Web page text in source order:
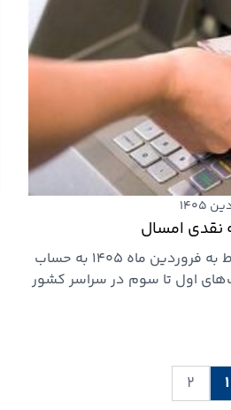
نقدی امسال
یارانه نقدی مرحله ۱۸۲ مربوط به فروردین ماه ۱۴۰۵ به حساب
اول تا سوم در سراسر کشور
۱ ۲